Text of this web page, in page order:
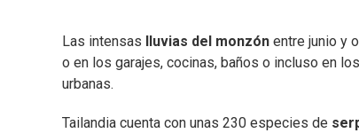
Las intensas lluvias del monzón entre junio y
o en los garajes, cocinas, baños o incluso en
urbanas.
Tailandia cuenta con unas 230 especies de